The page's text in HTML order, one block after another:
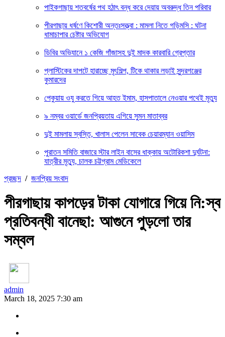
পাইকগাছায় শতবর্ষের পথ হঠাৎ বন্ধ করে দেয়ায় অবরুদ্ধ তিন পরিবার
পীরগাছায় ধর্ষণে কিশোরী অন্তঃসত্ত্বা : মামলা নিতে গড়িমসি : ঘটনা
ধামাচাপার চেষ্টার অভিযোগ
ডিবির অভিযানে ১ কেজি গাঁজাসহ দুই মাদক কারবারি গ্রেপ্তার
প্লাস্টিকের দাপটে হারাচ্ছে মৃৎশিল্প, টিকে থাকার লড়াই সুন্দরগঞ্জের
কুমারদের
পেকুয়ায় ওযু করতে গিয়ে আহত ইমাম, হাসপাতালে নেওয়ার পথেই মৃত্যু
৯ নম্বর ওয়ার্ডে জনপ্রিয়তায় এগিয়ে সুমন মাতাব্বর
দুই মামলায় স্বস্তি, খালাস পেলেন সাবেক চেয়ারম্যান ওয়াসিম
পুরাতন সমিতি বাজারে স্টার লাইন বাসের ধাক্কায় অটোরিকশা দুর্ঘটনা:
যাত্রীর মৃত্যু, চালক চট্টগ্রাম মেডিকেলে
প্রচ্ছদ / জনপ্রিয় সংবাদ
পীরগাছায় কাপড়ের টাকা যোগারে গিয়ে নি:স্ব
প্রতিবন্ধী বানেছা: আগুনে পুড়লো তার
সম্বল
admin
March 18, 2025 7:30 am